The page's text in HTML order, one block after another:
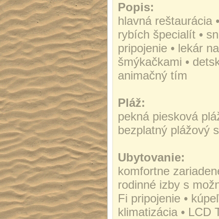
Popis:
hlavná reštaurácia
rybích špecialít •
pripojenie • lekár
šmýkačkami •
animačný tím
Pláž:
pekná piesková
bezplatný plážový
Ubytovanie:
komfortne
rodinné izby s
Fi pripojenie •
klimatizácia • LCD